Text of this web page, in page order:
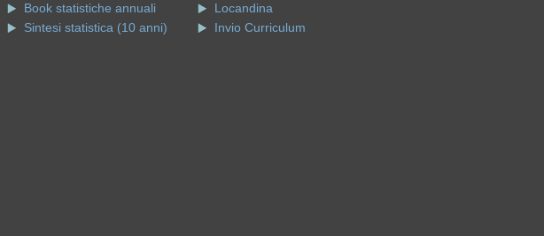
Book statistiche annuali
Sintesi statistica (10 anni)
Locandina
Invio Curriculum